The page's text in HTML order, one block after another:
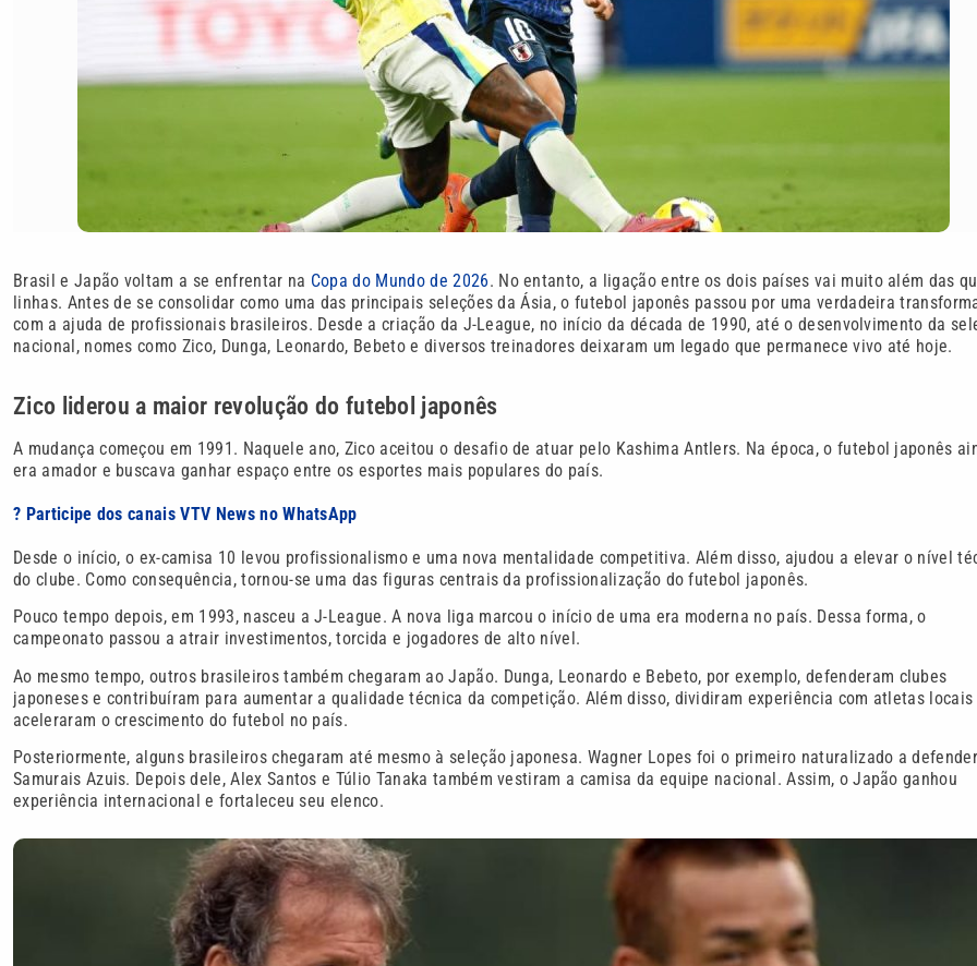
Brasil e Japão voltam a se enfrentar na Copa do Mundo de 2026. No entanto, a ligação entre os dois países vai muito além das
linhas. Antes de se consolidar como uma das principais seleções da Ásia, o futebol japonês passou por uma verdadeira
com a ajuda de profissionais brasileiros. Desde a criação da J-League, no início da década de 1990, até o desenvolvimento da
nacional, nomes como Zico, Dunga, Leonardo, Bebeto e diversos treinadores deixaram um legado que permanece vivo até hoje.
Zico liderou a maior revolução do futebol japonês
A mudança começou em 1991. Naquele ano, Zico aceitou o desafio de atuar pelo Kashima Antlers. Na época, o futebol japonês
era amador e buscava ganhar espaço entre os esportes mais populares do país.
? Participe dos canais VTV News no WhatsApp
Desde o início, o ex-camisa 10 levou profissionalismo e uma nova mentalidade competitiva. Além disso, ajudou a elevar o nível
do clube. Como consequência, tornou-se uma das figuras centrais da profissionalização do futebol japonês.
Pouco tempo depois, em 1993, nasceu a J-League. A nova liga marcou o início de uma era moderna no país. Dessa forma, o
campeonato passou a atrair investimentos, torcida e jogadores de alto nível.
Ao mesmo tempo, outros brasileiros também chegaram ao Japão. Dunga, Leonardo e Bebeto, por exemplo, defenderam clubes
japoneses e contribuíram para aumentar a qualidade técnica da competição. Além disso, dividiram experiência com atletas locais
aceleraram o crescimento do futebol no país.
Posteriormente, alguns brasileiros chegaram até mesmo à seleção japonesa. Wagner Lopes foi o primeiro naturalizado a
Samurais Azuis. Depois dele, Alex Santos e Túlio Tanaka também vestiram a camisa da equipe nacional. Assim, o Japão ganhou
experiência internacional e fortaleceu seu elenco.